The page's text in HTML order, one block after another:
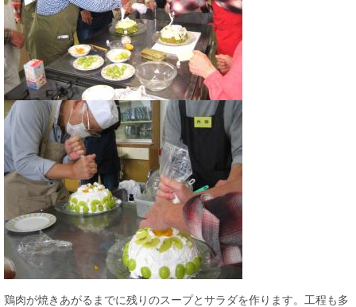
鶏肉が焼きあがるまでに残りのスープとサラダを作ります。工程も多